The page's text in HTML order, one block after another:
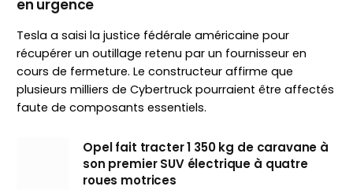
en urgence
Tesla a saisi la justice fédérale américaine pour
récupérer un outillage retenu par un fournisseur en
cours de fermeture. Le constructeur affirme que
plusieurs milliers de Cybertruck pourraient être affectés
faute de composants essentiels.
Opel fait tracter 1 350 kg de caravane à
son premier SUV électrique à quatre
roues motrices